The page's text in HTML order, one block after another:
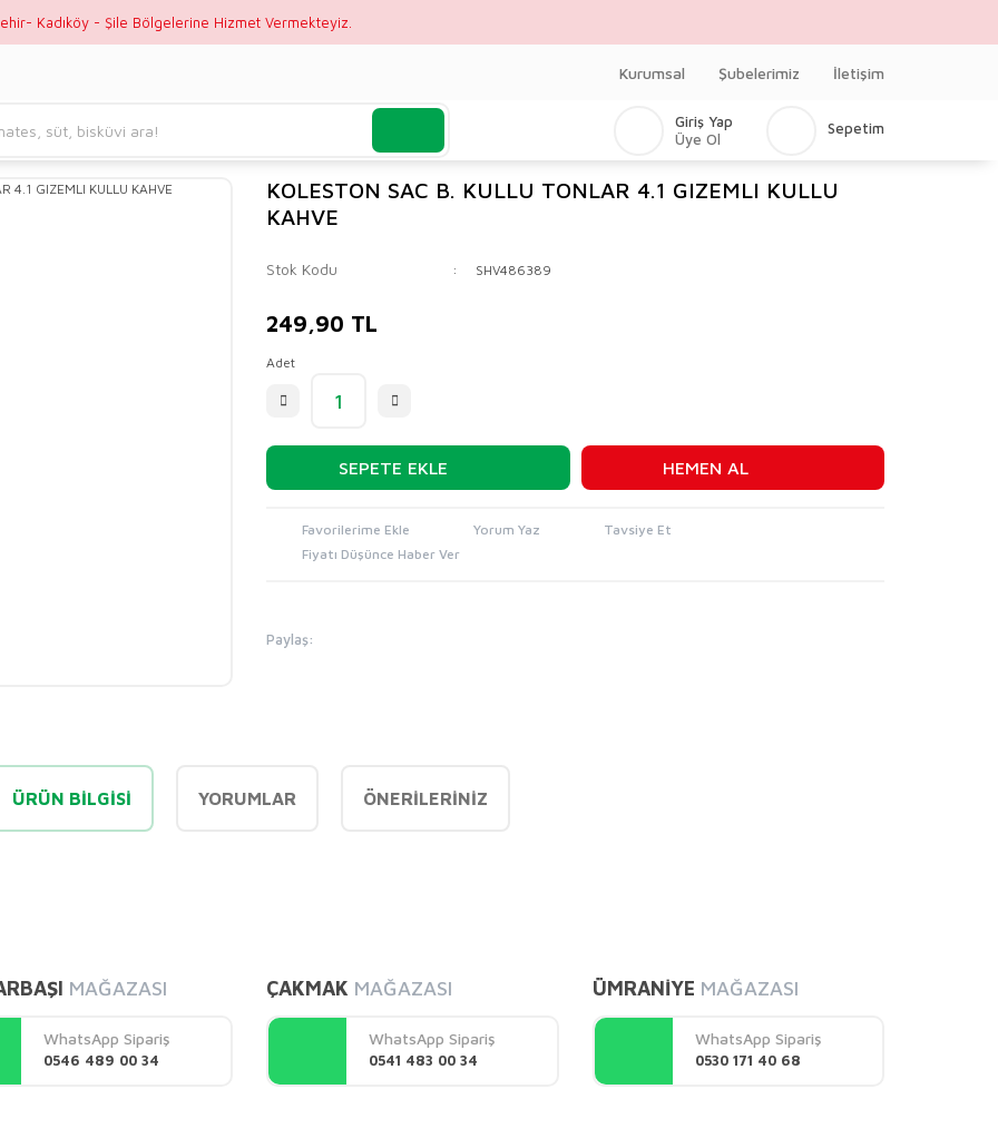
Kadıköy - Şile Bölgelerine Hizmet Vermekteyiz.
Kurumsal Şubelerimiz İletişim
Giriş Yap
Üye Ol
Sepetim
KOLESTON SAC B. KULLU TONLAR 4.1 GIZEMLI KULLU
KAHVE
Stok Kodu SHV486389
249,90 TL
Adet
SEPETE EKLE HEMEN AL
Yorum Yaz
Tavsiye Et
Fiyatı Düşünce Haber Ver
Paylaş:
ÜRÜN BILGISI YORUMLAR ÖNERILERINIZ
Yorum Yaz
MAĞAZASI
WhatsApp Sipariş
0546 489 00 34
ÇAKMAK MAĞAZASI
WhatsApp Sipariş
0541 483 00 34
ÜMRANİYE MAĞAZASI
WhatsApp Sipariş
0530 171 40 68